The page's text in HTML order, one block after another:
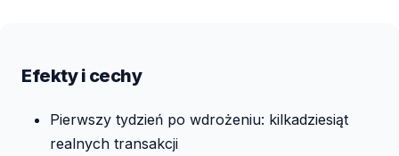
Efekty i cechy
Pierwszy tydzień po wdrożeniu: kilkadziesiąt
realnych transakcji